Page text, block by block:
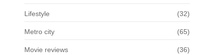
Lifestyle (32)
Metro city (65)
Movie reviews (36)